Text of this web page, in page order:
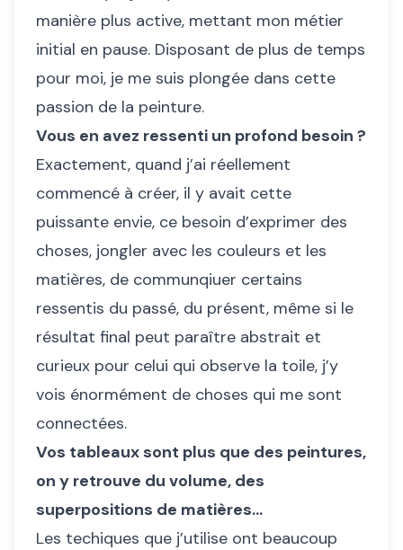
manière plus active, mettant mon métier
initial en pause. Disposant de plus de temps
pour moi, je me suis plongée dans cette
passion de la peinture.
Vous en avez ressenti un profond besoin ?
Exactement, quand j’ai réellement
commencé à créer, il y avait cette
puissante envie, ce besoin d’exprimer des
choses, jongler avec les couleurs et les
matières, de communqiuer certains
ressentis du passé, du présent, même si le
résultat final peut paraître abstrait et
curieux pour celui qui observe la toile, j’y
vois énormément de choses qui me sont
connectées.
Vos tableaux sont plus que des peintures,
on y retrouve du volume, des
superpositions de matières…
Les techiques que j’utilise ont beaucoup